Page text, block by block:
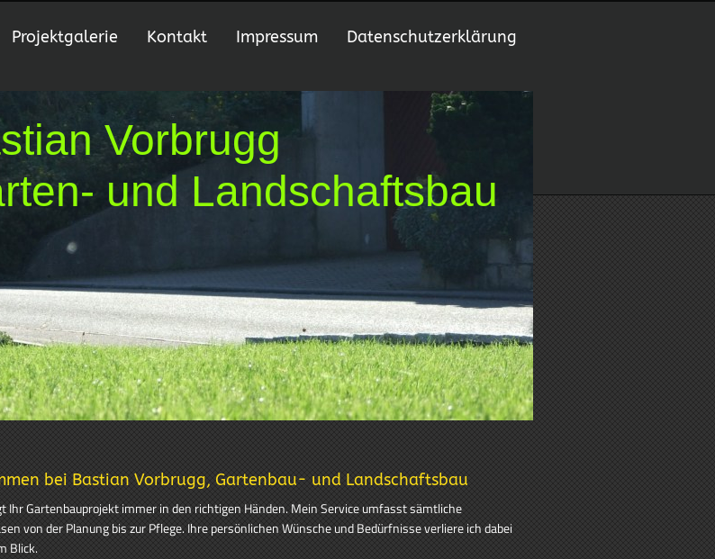
Projektgalerie Kontakt Impressum Datenschutzerklärung
Vorbrugg
und Landschaftsbau
bei Bastian Vorbrugg, Gartenbau- und Landschaftsbau
Ihr Gartenbauprojekt immer in den richtigen Händen. Mein Service umfasst sämtliche
von der Planung bis zur Pflege. Ihre persönlichen Wünsche und Bedürfnisse verliere ich dabei
Blick.